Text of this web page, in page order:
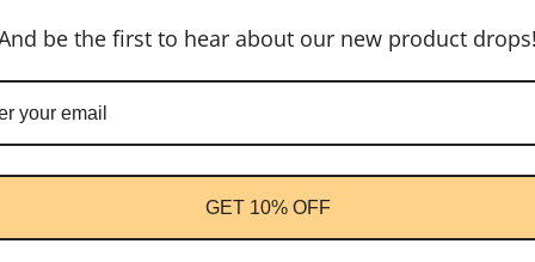
be the first to hear about our new product
GET 10% OFF